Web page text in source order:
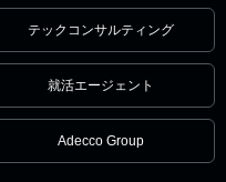
テックコンサルティング
就活エージェント
Adecco Group